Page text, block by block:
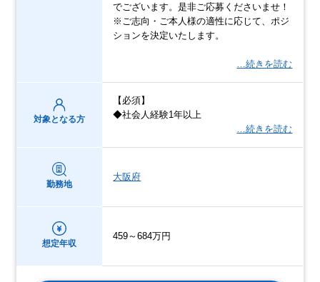
でございます。是非ご応募くださいませ！
※ご志向・ご本人様の適性に応じて、ポジ
ションを決定いたします。
…続きを読む
対象となる方
【必須】
◆社会人経験1年以上
…続きを読む
勤務地
大阪府
想定年収
459～684万円